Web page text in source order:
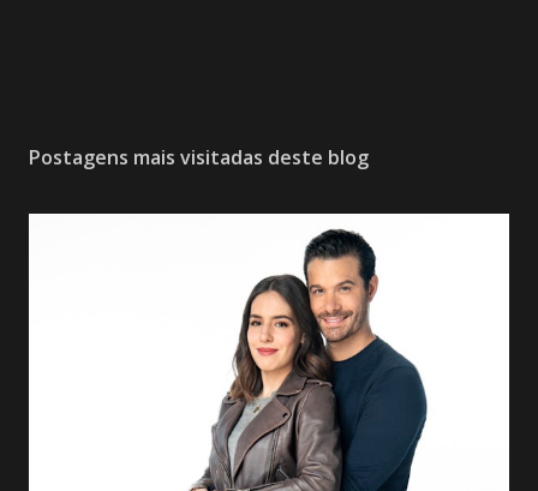
Postagens mais visitadas deste blog